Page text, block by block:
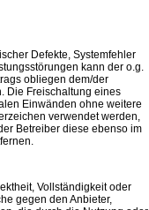
Defekte, Systemfehler
kann der o.g.
obliegen dem/der
Die Freischaltung eines
Einwänden ohne weitere
verwendet werden,
Betreiber diese ebenso im
Vollständigkeit oder
gegen den Anbieter,